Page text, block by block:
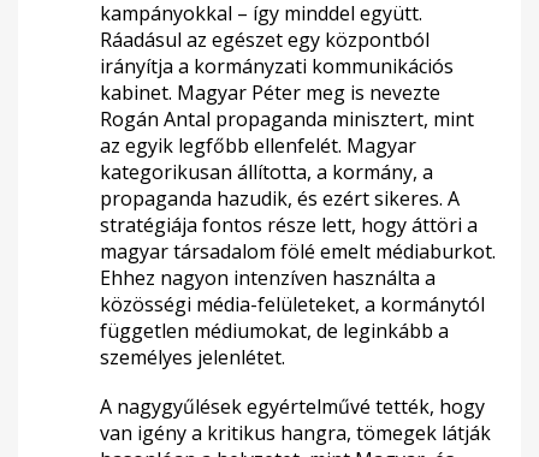
kampányokkal – így minddel együtt.
Ráadásul az egészet egy központból
irányítja a kormányzati kommunikációs
kabinet. Magyar Péter meg is nevezte
Rogán Antal propaganda minisztert, mint
az egyik legfőbb ellenfelét. Magyar
kategorikusan állította, a kormány, a
propaganda hazudik, és ezért sikeres. A
stratégiája fontos része lett, hogy áttöri a
magyar társadalom fölé emelt médiaburkot.
Ehhez nagyon intenzíven használta a
közösségi média-felületeket, a kormánytól
független médiumokat, de leginkább a
személyes jelenlétet.
A nagygyűlések egyértelművé tették, hogy
van igény a kritikus hangra, tömegek látják